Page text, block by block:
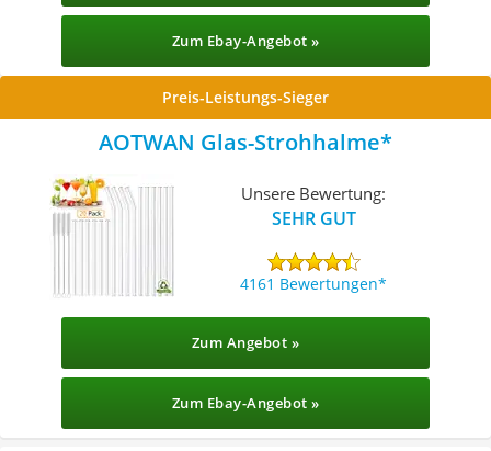
Zum Ebay-Angebot »
Preis-Leistungs-Sieger
AOTWAN Glas-Strohhalme
Unsere Bewertung:
SEHR GUT
4161 Bewertungen
Zum Angebot »
Zum Ebay-Angebot »